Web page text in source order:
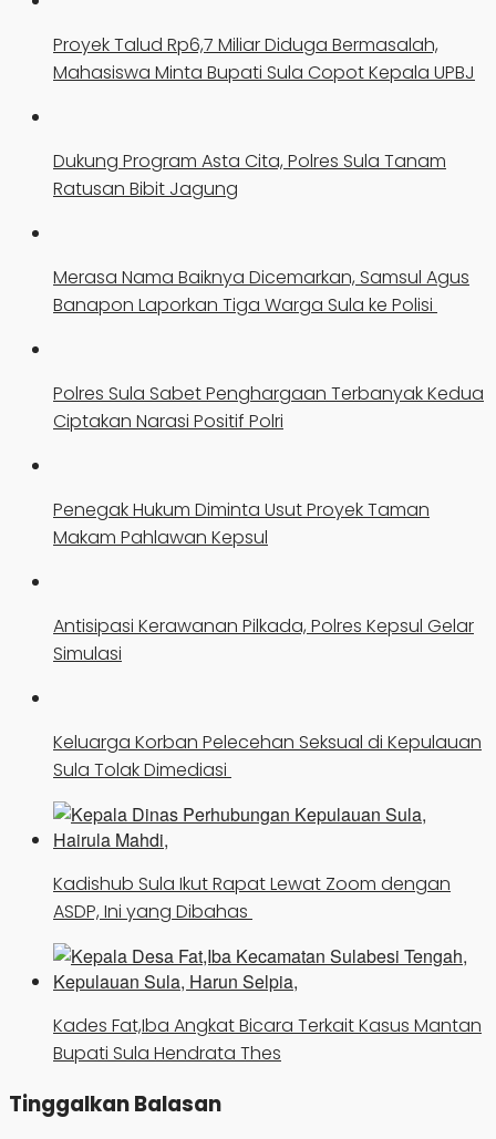
Proyek Talud Rp6,7 Miliar Diduga Bermasalah,
Mahasiswa Minta Bupati Sula Copot Kepala UPBJ
Dukung Program Asta Cita, Polres Sula Tanam
Ratusan Bibit Jagung
Merasa Nama Baiknya Dicemarkan, Samsul Agus
Banapon Laporkan Tiga Warga Sula ke Polisi
Polres Sula Sabet Penghargaan Terbanyak Kedua
Ciptakan Narasi Positif Polri
Penegak Hukum Diminta Usut Proyek Taman
Makam Pahlawan Kepsul
Antisipasi Kerawanan Pilkada, Polres Kepsul Gelar
Simulasi
Keluarga Korban Pelecehan Seksual di Kepulauan
Sula Tolak Dimediasi
Kadishub Sula Ikut Rapat Lewat Zoom dengan
ASDP, Ini yang Dibahas
Kades Fat,Iba Angkat Bicara Terkait Kasus Mantan
Bupati Sula Hendrata Thes
Tinggalkan Balasan